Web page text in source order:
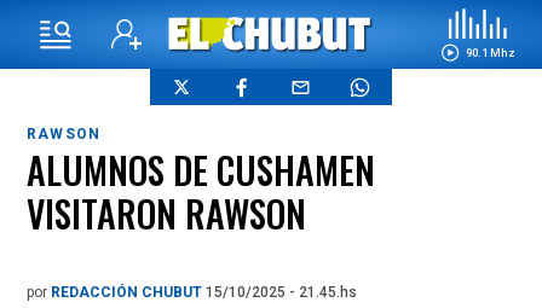
90.1 Mhz
RAWSON
ALUMNOS DE CUSHAMEN
VISITARON RAWSON
por REDACCIÓN CHUBUT 15/10/2025 - 21.45.hs